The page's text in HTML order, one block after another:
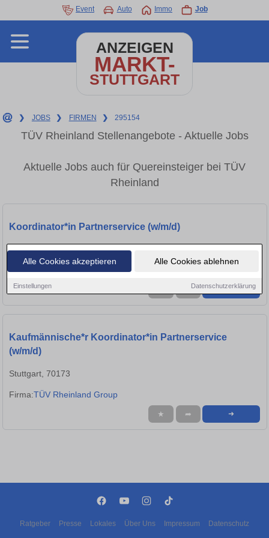
Alle Cookies akzeptieren Alle Cookies ablehnen
Einstellungen Datenschutzerklärung
Event Auto Immo Job
ANZEIGEN
MARKT-
STUTTGART
❯ JOBS ❯ FIRMEN ❯ 295154
TÜV Rheinland Stellenangebote - Aktuelle Jobs
Aktuelle Jobs auch für Quereinsteiger bei TÜV
Rheinland
Koordinator*in Partnerservice (w/m/d)
Stuttgart, 70173
Firma:TÜV Rheinland Group
➜
Kaufmännische*r Koordinator*in Partnerservice
(w/m/d)
Stuttgart, 70173
Firma:TÜV Rheinland Group
★ ➦ ➜
Ratgeber Presse Lokales Über Uns Impressum Datenschutz